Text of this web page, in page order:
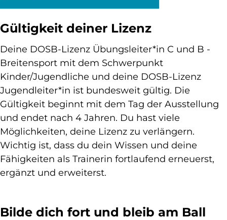
Gültigkeit deiner Lizenz
Deine DOSB-Lizenz Übungsleiter*in C und B -
Breitensport mit dem Schwerpunkt
Kinder/Jugendliche und deine DOSB-Lizenz
Jugendleiter*in ist bundesweit gültig. Die
Gültigkeit beginnt mit dem Tag der Ausstellung
und endet nach 4 Jahren. Du hast viele
Möglichkeiten, deine Lizenz zu verlängern.
Wichtig ist, dass du dein Wissen und deine
Fähigkeiten als Trainerin fortlaufend erneuerst,
ergänzt und erweiterst.
Bilde dich fort und bleib am Ball